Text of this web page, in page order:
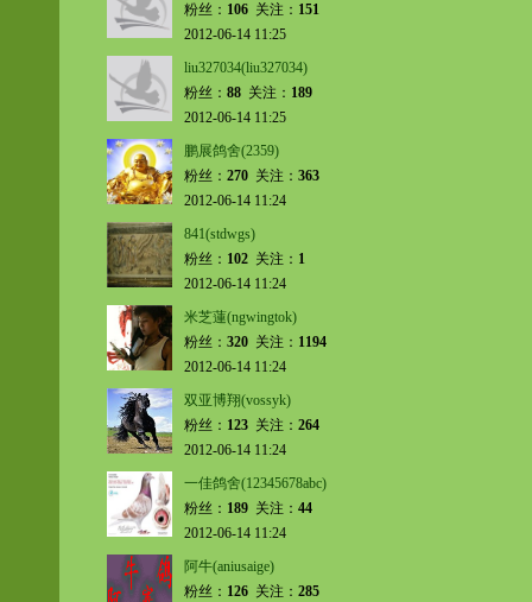
粉丝： 106 关注： 151
2012-06-14 11:25
liu327034(liu327034)
粉丝： 88 关注： 189
2012-06-14 11:25
鹏展鸽舍(2359)
粉丝： 270 关注： 363
2012-06-14 11:24
841(stdwgs)
粉丝： 102 关注： 1
2012-06-14 11:24
米芝蓮(ngwingtok)
粉丝： 320 关注： 1194
2012-06-14 11:24
双亚博翔(vossyk)
粉丝： 123 关注： 264
2012-06-14 11:24
一佳鸽舍(12345678abc)
粉丝： 189 关注： 44
2012-06-14 11:24
阿牛(aniusaige)
粉丝： 126 关注： 285